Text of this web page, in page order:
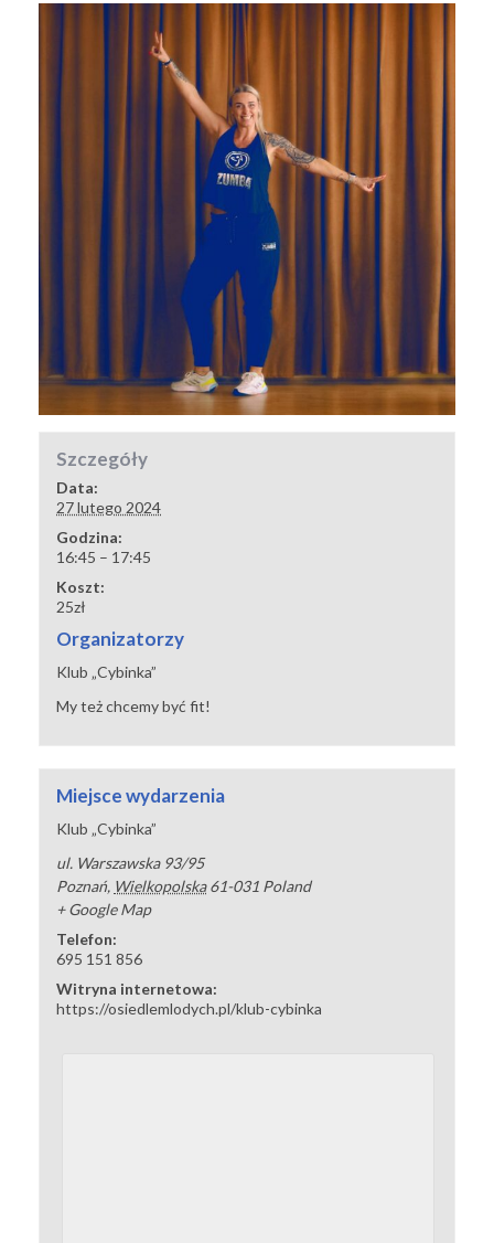
Szczegóły
Data:
27 lutego 2024
Godzina:
16:45 – 17:45
Koszt:
25zł
Organizatorzy
Klub „Cybinka”
My też chcemy być fit!
Miejsce wydarzenia
Klub „Cybinka”
ul. Warszawska 93/95
Poznań, Wielkopolska 61-031 Poland
+ Google Map
Telefon:
695 151 856
Witryna internetowa:
https://osiedlemlodych.pl/klub-cybinka